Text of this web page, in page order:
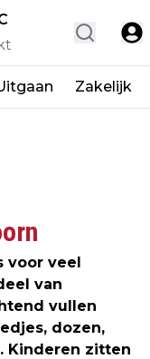
Zakelijk
voor veel
van
vullen
dozen,
Kinderen zitten